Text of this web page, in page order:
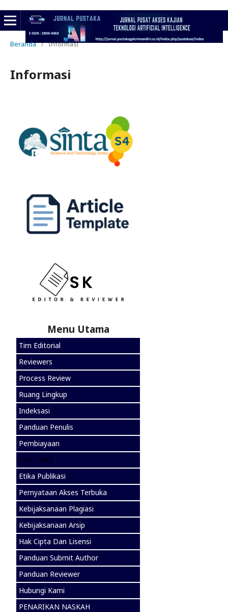
Beranda / Informasi
Informasi
Menu Utama
Tim Editorial
Reviewers
Process Review
Ruang Lingkup
Indeksasi
Panduan Penulis
Pembiayaan
Fast Track
Etika Publikasi
Pernyataan Akses Terbuka
Kebijaksanaan Plagiasi
Kebijaksanaan Arsip
Hak Cipta Dan Lisensi
Panduan Submit Author
Panduan Reviewer
Hubungi Kami
PENARIKAN NASKAH